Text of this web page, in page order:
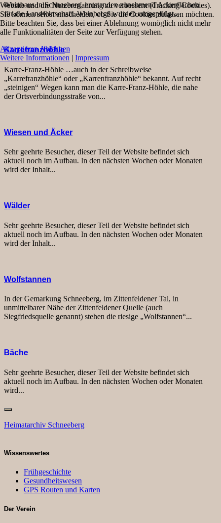
Weinbaus in Schneeberg, entstanden zunehmend Ackerflächen
für die Landwirtschaft. Weinberge wurden umgepflügt...
Karrefranzhöhle
Karre-Franz-Höhle …auch in der Schreibweise
„Karrefranzhöhle“ oder „Karrenfranzhöhle“ bekannt. Auf recht
„steinigen“ Wegen kann man die Karre-Franz-Höhle, die nahe
der Ortsverbindungsstraße von...
Wiesen und Äcker
Sehr geehrte Besucher, dieser Teil der Website befindet sich
aktuell noch im Aufbau. In den nächsten Wochen oder Monaten
wird der Inhalt...
Wälder
Sehr geehrte Besucher, dieser Teil der Website befindet sich
aktuell noch im Aufbau. In den nächsten Wochen oder Monaten
wird der Inhalt...
Wolfstannen
In der Gemarkung Schneeberg, im Zittenfeldener Tal, in
unmittelbarer Nähe der Zittenfeldener Quelle (auch
Siegfriedsquelle genannt) stehen die riesige „Wolfstannen“...
Bäche
Sehr geehrte Besucher, dieser Teil der Website befindet sich
aktuell noch im Aufbau. In den nächsten Wochen oder Monaten
wird...
Heimatarchiv Schneeberg
Wissenswertes
Frühgeschichte
Gesundheitswesen
GPS Routen und Karten
Der Verein
Website und die Nutzererfahrung zu verbessern (Tracking Cookies).
Sie können selbst entscheiden, ob Sie die Cookies zulassen möchten.
Bitte beachten Sie, dass bei einer Ablehnung womöglich nicht mehr
alle Funktionalitäten der Seite zur Verfügung stehen.
Akzeptieren Ablehnen
Weitere Informationen | Impressum